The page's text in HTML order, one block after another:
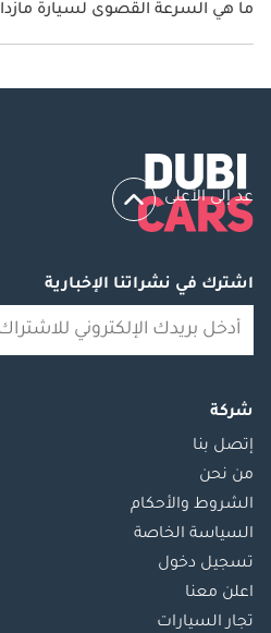
ما هي السرعة القصوى لسيارة مازدا CX5؟
السرعة القصوى لسيارة مازدا CX5 هي 210 كم/الساعة.
عد إلى الأعلى
اشترك في نشراتنا الإخبارية
شركة
إتصل بنا
من نحن
الشروط والأحكام
السياسة الخاصة
تسجيل دخول
اعلن معنا
تجار السيارات